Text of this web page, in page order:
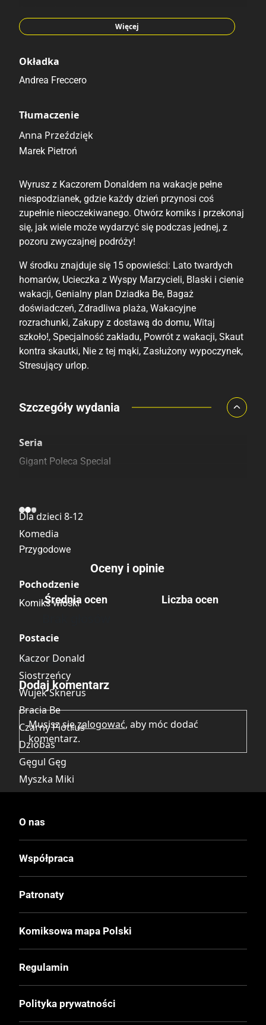
Enrico Faccini
Alessandro Gottardo
Salvatore Deiana
Więcej
Okładka
Andrea Freccero
Tłumaczenie
Anna Przeździęk
Marek Pietroń
Wyrusz z Kaczorem Donaldem na wakacje pełne
niespodzianek, gdzie każdy dzień przynosi coś
zupełnie nieoczekiwanego. Otwórz komiks i przekonaj
się, jak wiele może wydarzyć się podczas jednej, z
pozoru zwyczajnej podróży!
W środku znajduje się 15 opowieści: Lato twardych
homarów, Ucieczka z Wyspy Marzycieli, Blaski i cienie
wakacji, Genialny plan Dziadka Be, Bagaż
doświadczeń, Zdradliwa plaża, Wakacyjne
rozrachunki, Zakupy z dostawą do domu, Witaj
szkoło!, Specjalność zakładu, Powrót z wakacji, Skaut
kontra skautki, Nie z tej mąki, Zasłużony wypoczynek,
Stresujący urlop.
Porównaj ceny
Szczegóły wydania
Seria
Gigant Poleca Special
Dla dzieci 8-12
Komedia
Przygodowe
Pochodzenie
Komiks włoski
Postacie
Kaczor Donald
Siostrzeńcy
Wujek Sknerus
Bracia Be
Czarny Piotruś
Dziobas
Gęgul Gęg
Myszka Miki
Myszka Minnie
Kaczka Daisy
Wydawca Polski
Egmont
Wydawca Oryginalny
Ehapa Verlag
Oceny i opinie
Średnia ocen Liczba ocen
Brak opinii.
Dodaj komentarz
Musisz sięzalogować, aby móc dodać
komentarz.
O nas
Współpraca
Patronaty
Komiksowa mapa Polski
Regulamin
Polityka prywatności